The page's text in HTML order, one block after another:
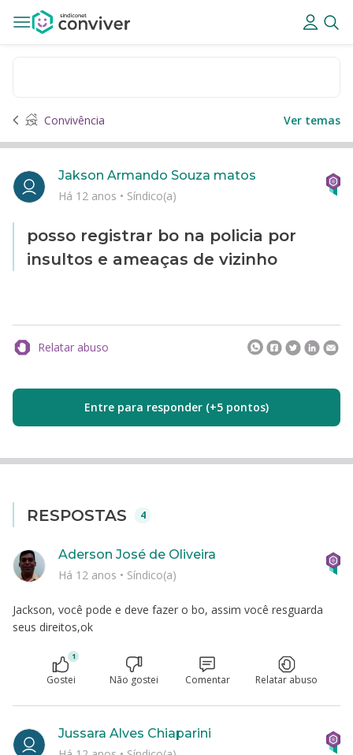
Convivência Ver temas
posso registrar bo na policia por
insultos e ameaças de vizinho
Jakson Armando Souza matos
Há 12 anos • Síndico(a)
Relatar abuso
Entre para responder (+5 pontos)
RESPOSTAS 4
Jackson, você pode e deve fazer o bo, assim você resguarda
seus direitos,ok
Aderson José de Oliveira
Há 12 anos • Síndico(a)
1
Gostei Não gostei Comentar Relatar abuso
Jussara Alves Chiaparini